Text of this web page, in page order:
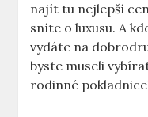
najít tu nejlepší
sníte o‍ luxusu.​ A
⁢vydáte na
byste museli
rodinné